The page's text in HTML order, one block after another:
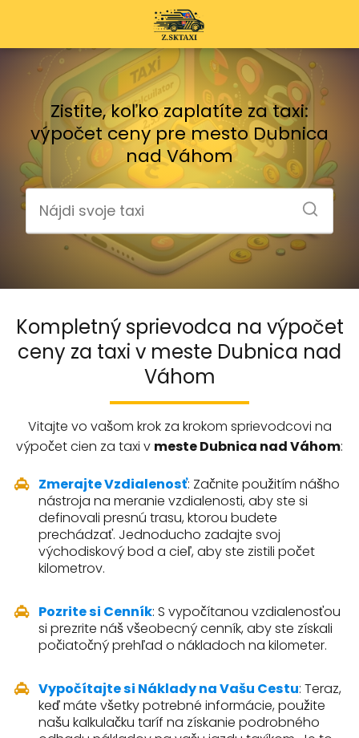
Zistite, koľko zaplatíte za taxi:
výpočet ceny pre mesto Dubnica
nad Váhom
Kompletný sprievodca na výpočet
ceny za taxi v meste Dubnica nad
Váhom
Vitajte vo vašom krok za krokom sprievodcovi na
výpočet cien za taxi v meste Dubnica nad Váhom:
Zmerajte Vzdialenosť: Začnite použitím nášho
nástroja na meranie vzdialenosti, aby ste si
definovali presnú trasu, ktorou budete
prechádzať. Jednoducho zadajte svoj
východiskový bod a cieľ, aby ste zistili počet
kilometrov.
Pozrite si Cenník: S vypočítanou vzdialenosťou
si prezrite náš všeobecný cenník, aby ste získali
počiatočný prehľad o nákladoch na kilometer.
Vypočítajte si Náklady na Vašu Cestu: Teraz,
keď máte všetky potrebné informácie, použite
našu kalkulačku taríf na získanie podrobného